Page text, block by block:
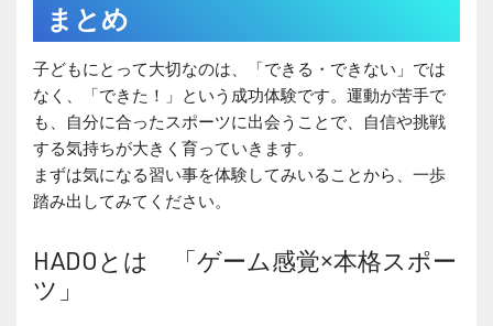
まとめ
子どもにとって大切なのは、「できる・できない」では
なく、「できた！」という成功体験です。運動が苦手で
も、自分に合ったスポーツに出会うことで、自信や挑戦
する気持ちが大きく育っていきます。
まずは気になる習い事を体験してみいることから、一歩
踏み出してみてください。
HADOとは 「ゲーム感覚×本格スポー
ツ」